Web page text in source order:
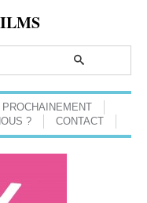
PROCHAINEMENT
? CONTACT